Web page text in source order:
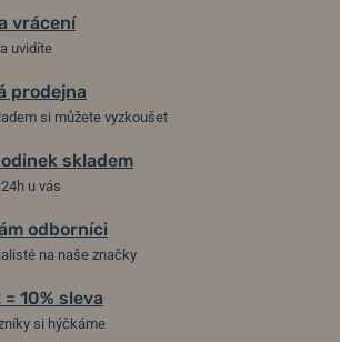
-10%
103-009-
PRIM PAVOUK 40 C 98-226-
vrácení
uvidíte
prodejna
si můžete vyzkoušet
skladem
u vás
odborníci
na naše značky
10% sleva
si hýčkáme